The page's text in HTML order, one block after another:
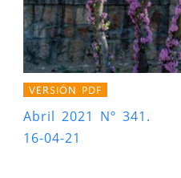
VERSIÓN PDF
Abril 2021 Nº 341.
16-04-21